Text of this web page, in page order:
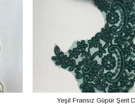
Yeşil Fransız Güpür Şerit